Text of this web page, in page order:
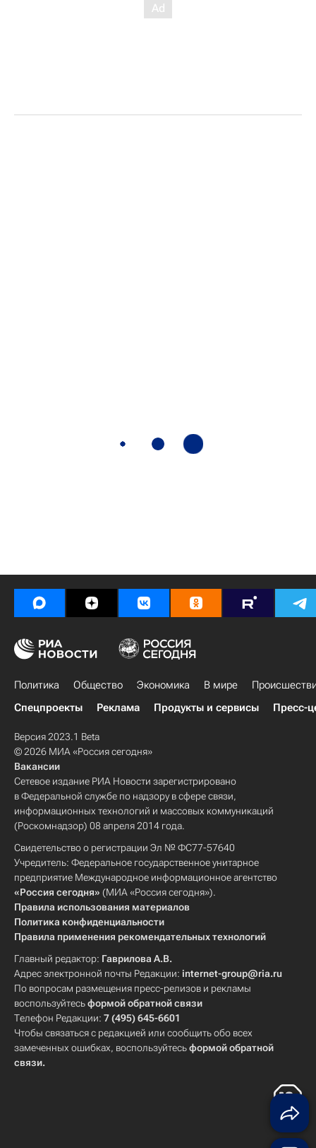
Политика Общество Экономика В мире
Спецпроекты
Реклама Продукты и сервисы Пресс-
Версия 2023.1 Beta
© 2026 МИА «Россия сегодня»
Вакансии
Сетевое издание РИА Новости зарегистрировано
в Федеральной службе по надзору в сфере связи,
информационных технологий и массовых коммуникаций
(Роскомнадзор) 08 апреля 2014 года.
Свидетельство о регистрации Эл № ФС77-57640
Учредитель: Федеральное государственное унитарное
предприятие Международное информационное агентство
«Россия сегодня» (МИА «Россия сегодня»).
Правила использования материалов
Политика конфиденциальности
Правила применения рекомендательных технологий
Главный редактор: Гаврилова А.В.
Адрес электронной почты Редакции: internet-group@ria.ru
По вопросам размещения пресс-релизов и рекламы
воспользуйтесьформой обратной связи
Телефон Редакции: 7 (495) 645-6601
Чтобы связаться с редакцией или сообщить обо всех
замеченных ошибках, воспользуйтесьформой обратной
связи.